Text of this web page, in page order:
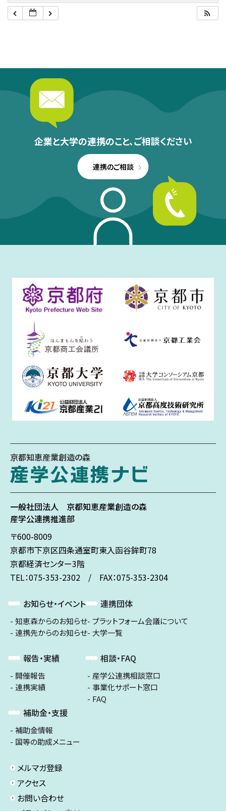
企業と大学の連携のこと、ご相談ください
連携のご相談
京都知恵産業創造の森
一般社団法人 京都知恵産業創造の森
産学公連携推進部
〒600-8009
京都市下京区四条通室町東入函谷鉾町78
京都経済センター3階
TEL：075-353-2302 / FAX：075-353-2304
お知らせ・イベント
知恵森からのお知らせ
連携先からのお知らせ
報告・実績
開催報告
連携実績
補助金・支援
補助金情報
国等の助成メニュー
連携団体
プラットフォーム会議について
大学一覧
相談・FAQ
産学公連携相談窓口
事業化サポート窓口
FAQ
メルマガ登録
アクセス
お問い合わせ